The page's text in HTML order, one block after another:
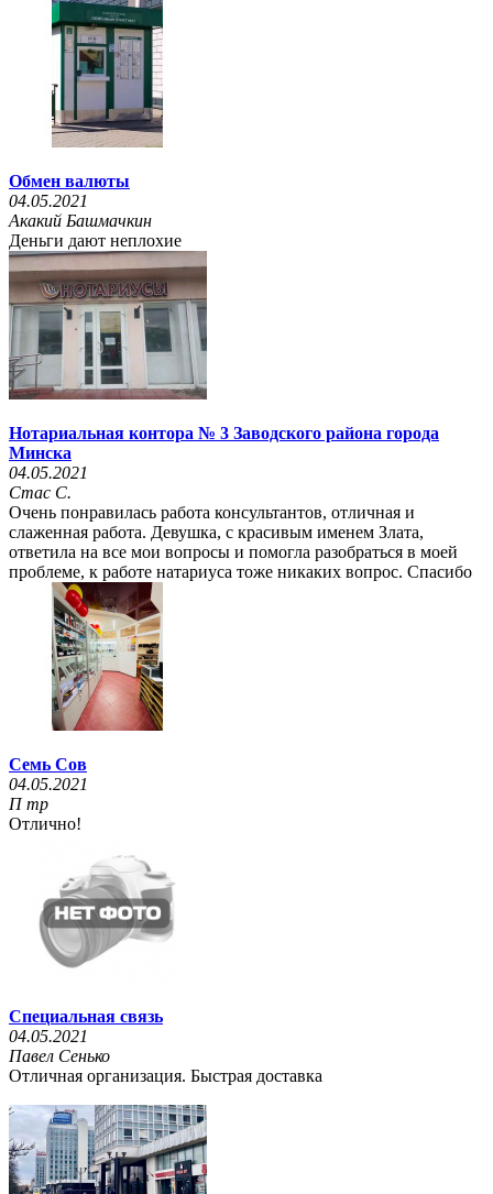
Обмен валюты
04.05.2021
Акакий Башмачкин
Деньги дают неплохие
Нотариальная контора № 3 Заводского района города
Минска
04.05.2021
Стас С.
Очень понравилась работа консультантов, отличная и
слаженная работа. Девушка, с красивым именем Злата,
ответила на все мои вопросы и помогла разобраться в моей
проблеме, к работе натариуса тоже никаких вопрос. Спасибо
Семь Сов
04.05.2021
П тр
Отлично!
Специальная связь
04.05.2021
Павел Сенько
Отличная организация. Быстрая доставка